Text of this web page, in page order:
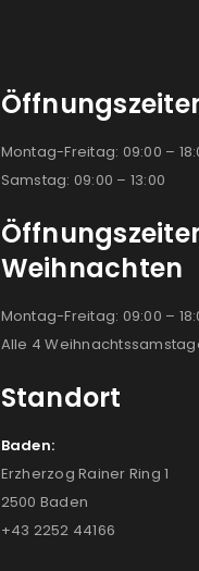
Montag-Freitag: 09:00 –
Samstag: 09:00 – 13:00
Weihnachten
Montag-Freitag: 09:00 –
Alle 4
Standort
Baden:
Erzherzog Rainer Ring 1
2500 Baden
+43 2252 44166